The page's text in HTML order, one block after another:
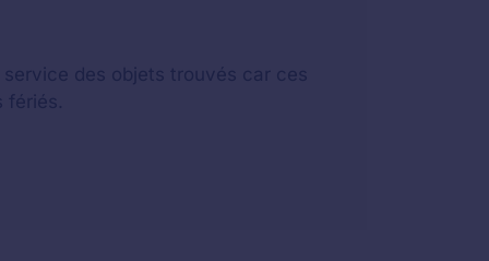
des objets trouvés car ces
fériés.